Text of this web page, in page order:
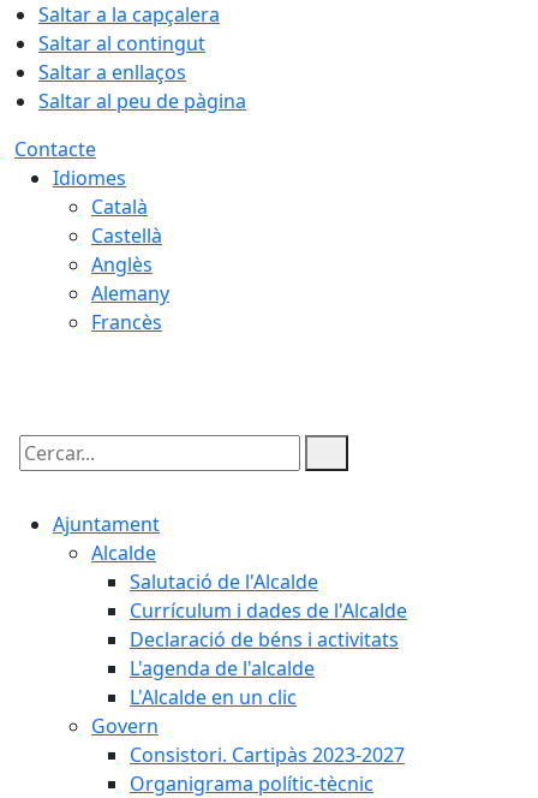
Saltar a la capçalera
Saltar al contingut
Saltar a enllaços
Saltar al peu de pàgina
Contacte
Idiomes
Català
Castellà
Anglès
Alemany
Francès
Cercar:
Ajuntament
Alcalde
Salutació de l'Alcalde
Currículum i dades de l'Alcalde
Declaració de béns i activitats
L'agenda de l'alcalde
L'Alcalde en un clic
Govern
Consistori. Cartipàs 2023-2027
Organigrama polític-tècnic